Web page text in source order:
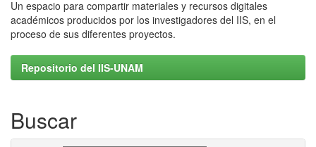
Un espacio para compartir materiales y recursos digitales
académicos producidos por los investigadores del IIS, en el
proceso de sus diferentes proyectos.
Repositorio del IIS-UNAM
Buscar